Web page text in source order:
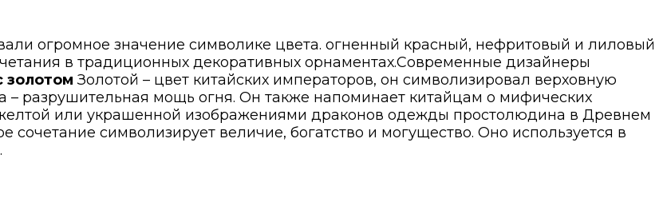
огромное значение символике цвета. огненный красный, нефритовый и лиловый
в традиционных декоративных орнаментах.Современные дизайнеры
золотом Золотой – цвет китайских императоров, он символизировал верховную
– разрушительная мощь огня. Он также напоминает китайцам о мифических
или украшенной изображениями драконов одежды простолюдина в Древнем
символизирует величие, богатство и могущество. Оно используется в